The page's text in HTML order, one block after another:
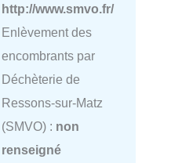
http://www.smvo.fr/
Enlèvement des
encombrants par
Déchèterie de
Ressons-sur-Matz
(SMVO) : non
renseigné